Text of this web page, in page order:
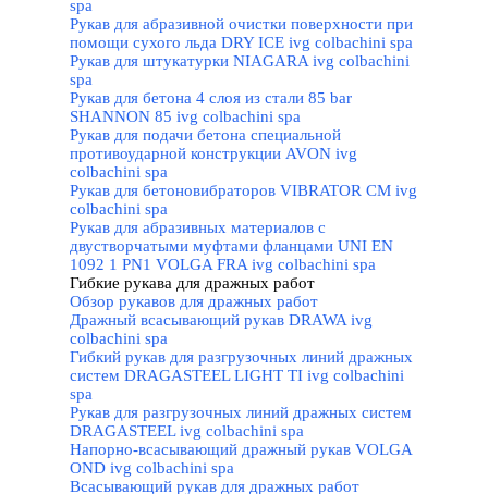
spa
Рукав для абразивной очистки поверхности при
помощи сухого льда DRY ICE ivg colbachini spa
Рукав для штукатурки NIAGARA ivg colbachini
spa
Рукав для бетона 4 слоя из стали 85 bar
SHANNON 85 ivg colbachini spa
Рукав для подачи бетона специальной
противоударной конструкции AVON ivg
colbachini spa
Рукав для бетоновибраторов VIBRATOR CM ivg
colbachini spa
Рукав для абразивных материалов с
двустворчатыми муфтами фланцами UNI EN
1092 1 PN1 VOLGA FRA ivg colbachini spa
Гибкие рукава для дражных работ
Обзор рукавов для дражных работ
Дражный всасывающий рукав DRAWA ivg
colbachini spa
Гибкий рукав для разгрузочных линий дражных
систем DRAGASTEEL LIGHT TI ivg colbachini
spa
Рукав для разгрузочных линий дражных систем
DRAGASTEEL ivg colbachini spa
Напорно-всасывающий дражный рукав VOLGA
OND ivg colbachini spa
Всасывающий рукав для дражных работ